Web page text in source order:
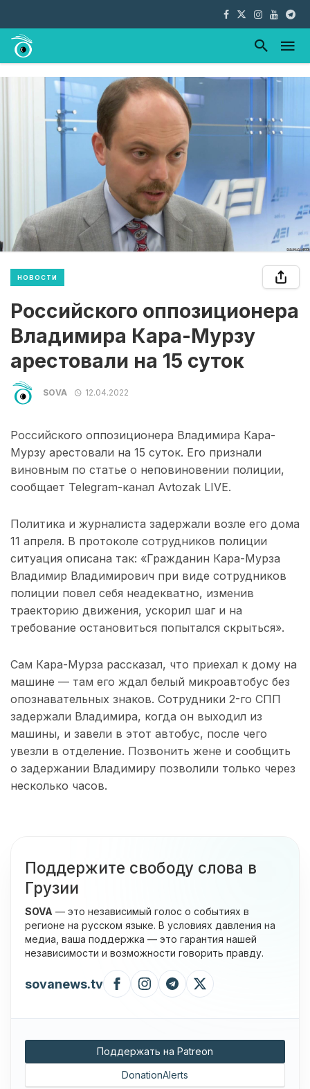
НОВОСТИ
Российского оппозиционера
Владимира Кара-Мурзу
арестовали на 15 суток
SOVA 12.04.2022
Российского оппозиционера Владимира Кара-
Мурзу арестовали на 15 суток. Его признали
виновным по статье о неповиновении полиции,
сообщает Telegram-канал Avtozak LIVE.
Политика и журналиста задержали возле его дома
11 апреля. В протоколе сотрудников полиции
ситуация описана так: «Гражданин Кара-Мурза
Владимир Владимирович при виде сотрудников
полиции повел себя неадекватно, изменив
траекторию движения, ускорил шаг и на
требование остановиться попытался скрыться».
Сам Кара-Мурза рассказал, что приехал к дому на
машине — там его ждал белый микроавтобус без
опознавательных знаков. Сотрудники 2-го СПП
задержали Владимира, когда он выходил из
машины, и завели в этот автобус, после чего
увезли в отделение. Позвонить жене и сообщить
о задержании Владимиру позволили только через
несколько часов.
Поддержите свободу слова в
Грузии
SOVA — это независимый голос о событиях в
регионе на русском языке. В условиях давления на
медиа, ваша поддержка — это гарантия нашей
независимости и возможности говорить правду.
sovanews.tv
Поддержать на Patreon
DonationAlerts